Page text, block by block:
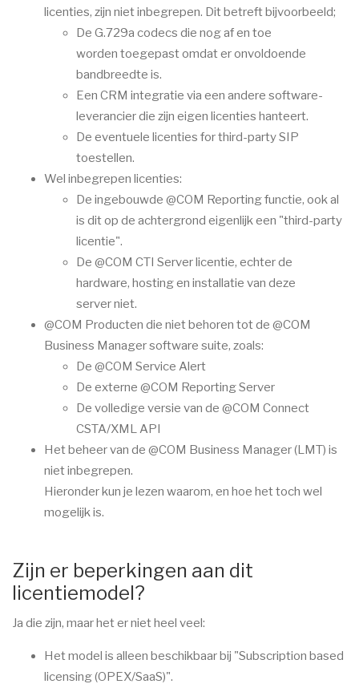
licenties, zijn niet inbegrepen. Dit betreft bijvoorbeeld;
De G.729a codecs die nog af en toe
worden toegepast omdat er onvoldoende
bandbreedte is.
Een CRM integratie via een andere software-
leverancier die zijn eigen licenties hanteert.
De eventuele licenties for third-party SIP
toestellen.
Wel inbegrepen licenties:
De ingebouwde @COM Reporting functie, ook al
is dit op de achtergrond eigenlijk een "third-party
licentie".
De @COM CTI Server licentie, echter de
hardware, hosting en installatie van deze
server niet.
@COM Producten die niet behoren tot de @COM
Business Manager software suite, zoals:
De @COM Service Alert
De externe @COM Reporting Server
De volledige versie van de @COM Connect
CSTA/XML API
Het beheer van de @COM Business Manager (LMT) is
niet inbegrepen.
Hieronder kun je lezen waarom, en hoe het toch wel
mogelijk is.
Zijn er beperkingen aan dit
licentiemodel?
Ja die zijn, maar het er niet heel veel:
Het model is alleen beschikbaar bij "Subscription based
licensing (OPEX/SaaS)".